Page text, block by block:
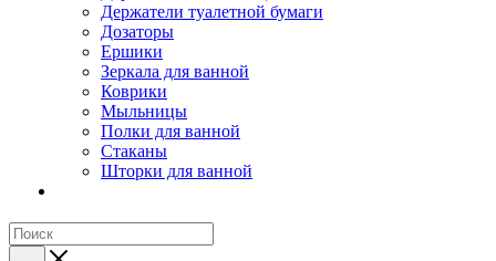
Держатели туалетной бумаги
Дозаторы
Ершики
Зеркала для ванной
Коврики
Мыльницы
Полки для ванной
Стаканы
Шторки для ванной